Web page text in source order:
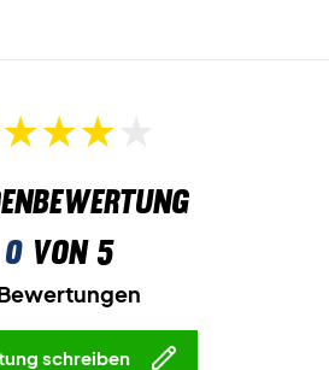
0von 5
schreiben